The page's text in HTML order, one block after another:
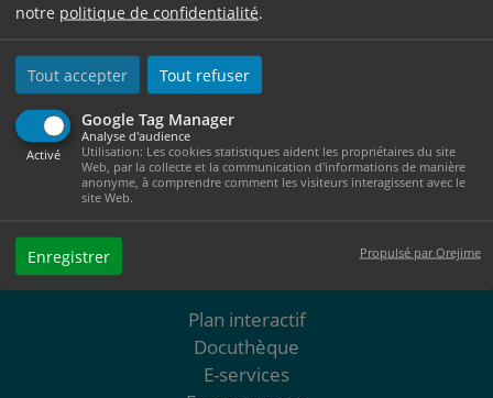
notre politique de confidentialité.
Tout accepter Tout refuser
Google Tag Manager
Activé
Analyse d'audience
Utilisation: Les cookies statistiques aident les propriétaires du site
Web, par la collecte et la communication d'informations de manière
anonyme, à comprendre comment les visiteurs interagissent avec le
site Web.
Enregistrer Propulsé par Orejime
Hôtel de Ville
BP 545
81209 Mazamet Cedex
Du lundi au jeudi de 08h30 à 12h et de 13h30 à 17h30
Le vendredi de 8h30 à 12h et de 13h30 à 17h
Plan interactif
Docuthèque
E-services